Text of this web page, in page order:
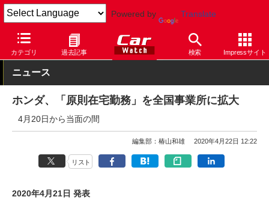
Powered by Translate
カテゴリ 過去記事 検索 Impressサイト
Car Watch 自動車 ホンダ その他
ニュース
ホンダ、「原則在宅勤務」を全国事業所に拡大
4月20日から当面の間
編集部：椿山和雄 2020年4月22日 12:22
リスト
2020年4月21日 発表